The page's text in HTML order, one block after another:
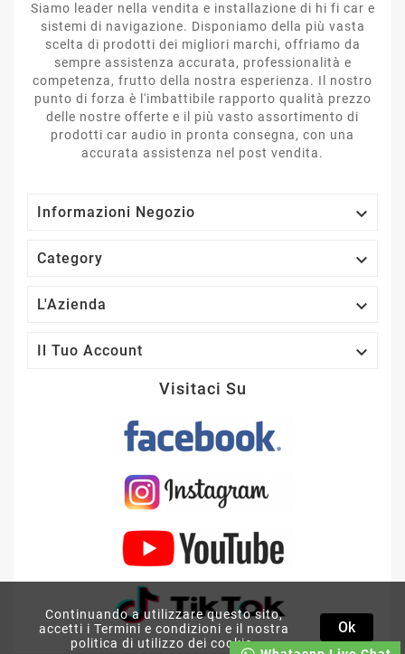
Continuando a utilizzare questo sito,
accetti i Termini e condizioni e il nostra
politica di utilizzo dei cookie.
Ok
GROUND ZERO GZRF
69SQX COPPIA
ALTOPARLANTI 3 VIE
OVALI 15X23CM 6X9 CASSE
AUTO
Siamo leader nella vendita e installazione di hi fi car e
sistemi di navigazione. Disponiamo della più vasta
scelta di prodotti dei migliori marchi, offriamo da
sempre assistenza accurata, professionalità e
competenza, frutto della nostra esperienza. Il nostro
punto di forza è l'imbattibile rapporto qualità prezzo
delle nostre offerte e il più vasto assortimento di
prodotti car audio in pronta consegna, con una
accurata assistenza nel post vendita.
Informazioni Negozio 
Category 
L'Azienda 
Il Tuo Account 
Visitaci Su